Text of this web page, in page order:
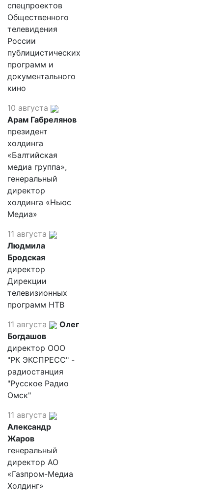
спецпроектов
Общественного
телевидения
России
публицистических
программ и
документального
кино
10 августа
Арам Габрелянов
президент
холдинга
«Балтийская
медиа группа»,
генеральный
директор
холдинга «Ньюс
Медиа»
11 августа
Людмила
Бродская
директор
Дирекции
телевизионных
программ НТВ
11 августа
Олег
Богдашов
директор ООО
"РК ЭКСПРЕСС" -
радиостанция
"Русское Радио
Омск"
11 августа
Александр
Жаров
генеральный
директор АО
«Газпром-Медиа
Холдинг»